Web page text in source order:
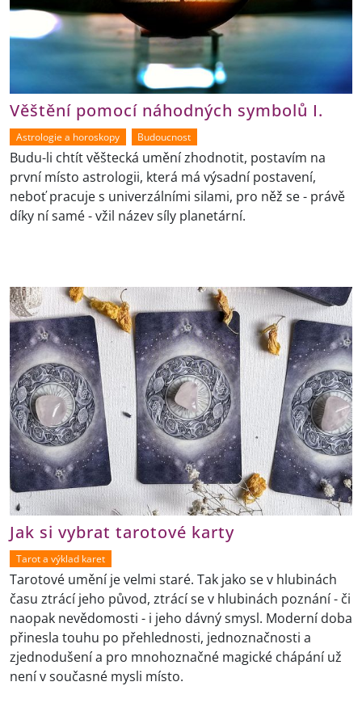
Věštění pomocí náhodných symbolů I.
Astrologie a horoskopy Budoucnost
Budu-li chtít věštecká umění zhodnotit, postavím na
první místo astrologii, která má výsadní postavení,
neboť pracuje s univerzálními silami, pro něž se - právě
díky ní samé - vžil název síly planetární.
Jak si vybrat tarotové karty
Tarot a výklad karet
Tarotové umění je velmi staré. Tak jako se v hlubinách
času ztrácí jeho původ, ztrácí se v hlubinách poznání - či
naopak nevědomosti - i jeho dávný smysl. Moderní doba
přinesla touhu po přehlednosti, jednoznačnosti a
zjednodušení a pro mnohoznačné magické chápání už
není v současné mysli místo.